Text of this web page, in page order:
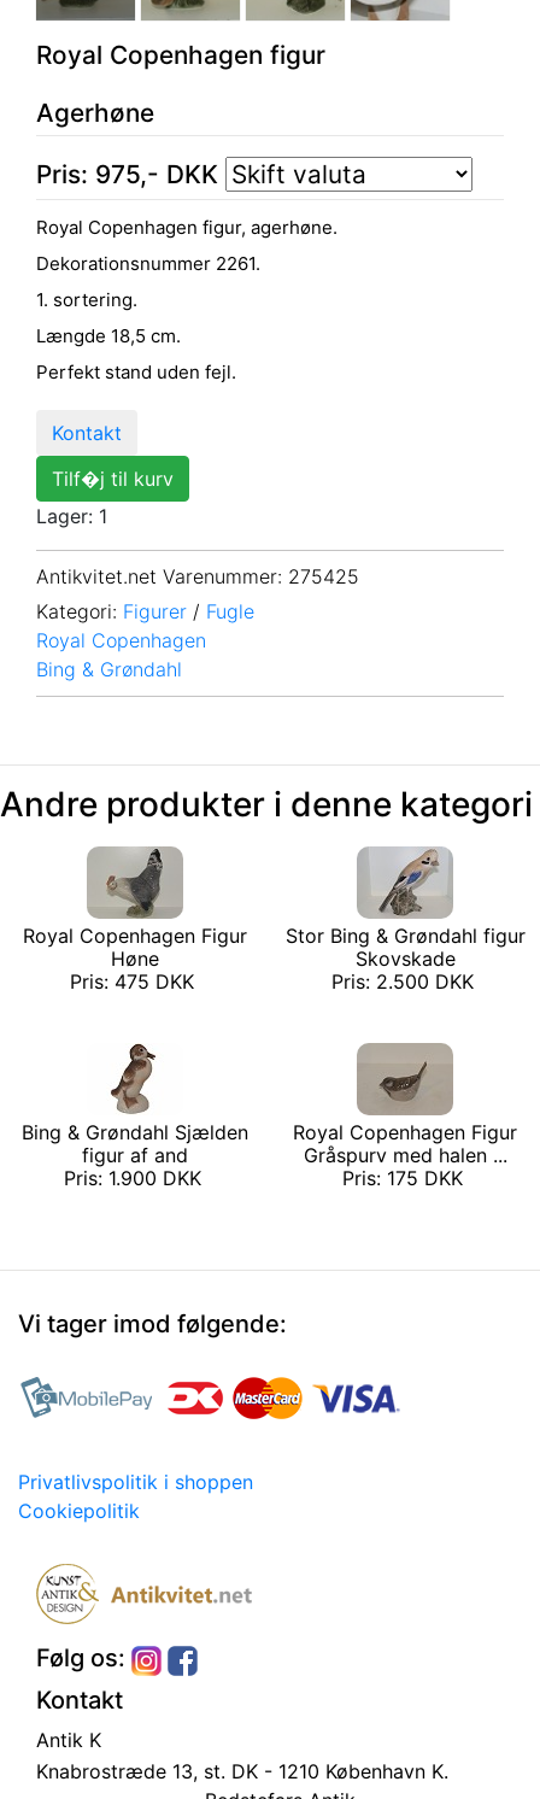
Royal Copenhagen figur
Agerhøne
Pris: 975,- DKK
Royal Copenhagen figur, agerhøne.
Dekorationsnummer 2261.
1. sortering.
Længde 18,5 cm.
Perfekt stand uden fejl.
Kontakt
Tilf�j til kurv
Lager: 1
Antikvitet.net Varenummer: 275425
Kategori: Figurer / Fugle
Royal Copenhagen
Bing & Grøndahl
Andre produkter i denne kategori
Royal Copenhagen Figur
Høne
Pris: 475 DKK
Stor Bing & Grøndahl figur
Skovskade
Pris: 2.500 DKK
Bing & Grøndahl Sjælden
figur af and
Pris: 1.900 DKK
Royal Copenhagen Figur
Gråspurv med halen ...
Pris: 175 DKK
Vi tager imod følgende:
Privatlivspolitik i shoppen
Cookiepolitik
Følg os:
Kontakt
Antik K
Knabrostræde 13, st. DK - 1210 København K.